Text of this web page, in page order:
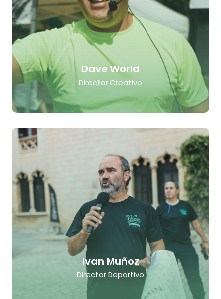
Dave World
Director Creativo
Ivan Muñoz
Director Deportivo